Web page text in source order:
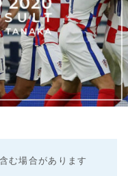
む場合があります